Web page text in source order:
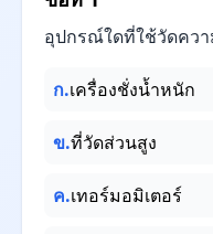
อุปกรณ์ใดที่ใช้วัดควา
ก.เครื่องชั่งน้ำหนัก
ข.ที่วัดส่วนสูง
ค.เทอร์มอมิเตอร์